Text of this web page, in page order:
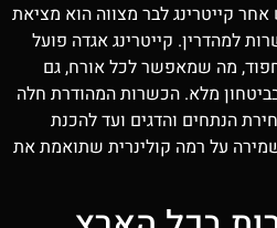
קייטרינג לבר מצווה הוא מציאת
למהדרין. קייטרינג אגדה פועל
מה שמאפשר לכל אורח, גם
מלא. הכשרות המהודרת חלה
הנתחים והדגים ועד להכנת
על רמה קולינרית שתואמת את